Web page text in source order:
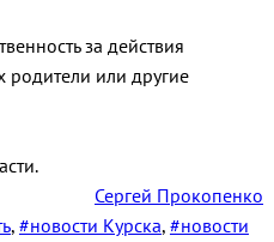
за действия
родители или другие
Сергей Прокопенко
, #новости Курска, #новости